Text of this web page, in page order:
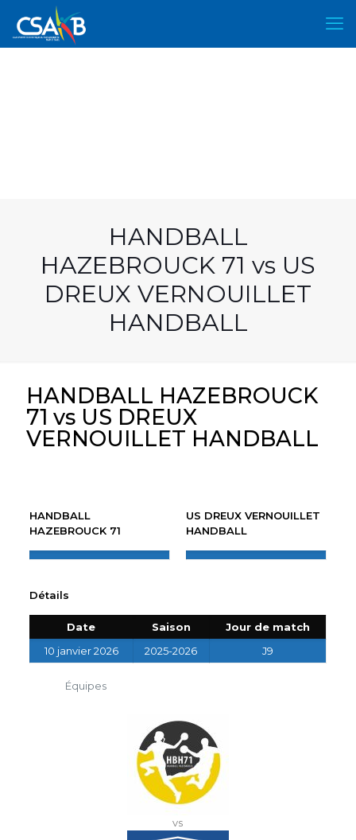
HANDBALL
HAZEBROUCK 71 vs US
DREUX VERNOUILLET
HANDBALL
HANDBALL HAZEBROUCK
71 vs US DREUX
VERNOUILLET HANDBALL
HANDBALL
HAZEBROUCK 71
US DREUX VERNOUILLET
HANDBALL
Détails
Date Saison
Jour de match
10 janvier 2026
2025-2026 J9
Équipes
vs